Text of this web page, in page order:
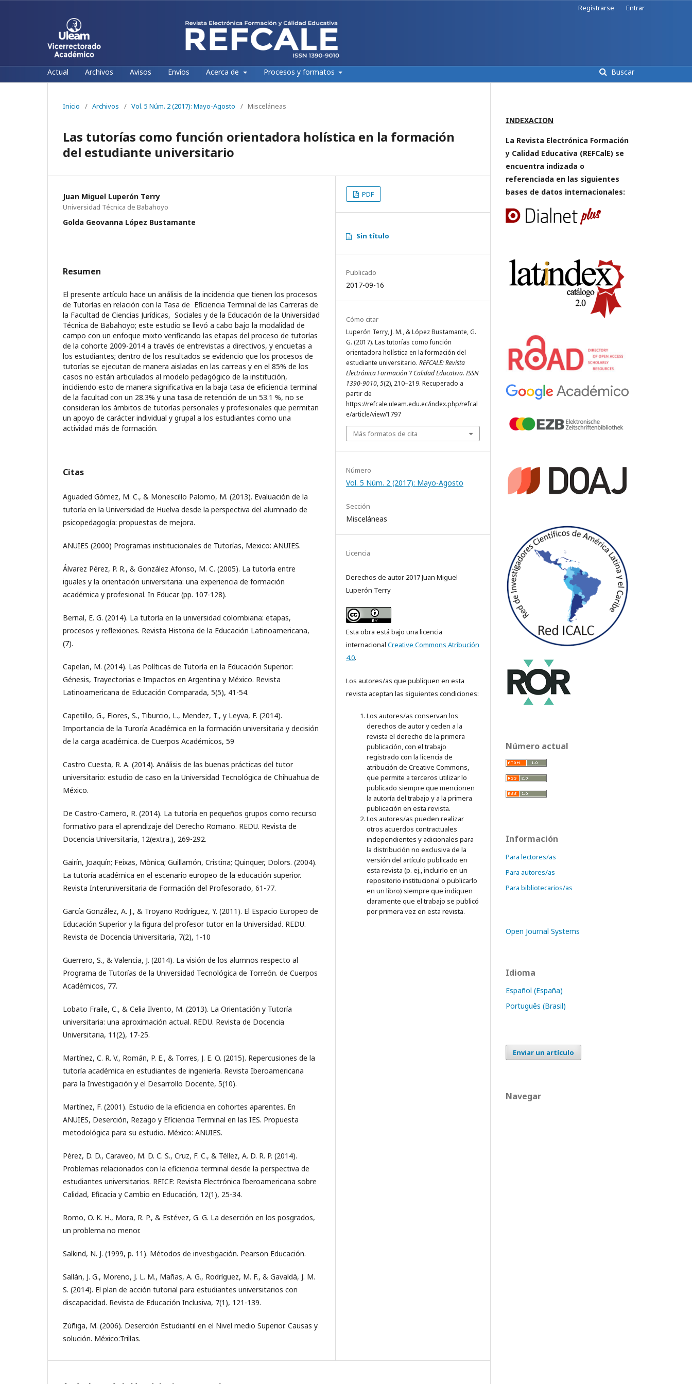
Actual Archivos Avisos Envíos Acerca de Procesos y formatos Buscar
Registrarse Entrar
Inicio / Archivos / Vol. 5 Núm. 2 (2017): Mayo-Agosto / Misceláneas
Las tutorías como función orientadora holística en la formación
del estudiante universitario
Juan Miguel Luperón Terry
Universidad Técnica de Babahoyo
Golda Geovanna López Bustamante
Resumen
El presente artículo hace un análisis de la incidencia que tienen los procesos
de Tutorías en relación con la Tasa de Eficiencia Terminal de las Carreras de
la Facultad de Ciencias Jurídicas, Sociales y de la Educación de la Universidad
Técnica de Babahoyo; este estudio se llevó a cabo bajo la modalidad de
campo con un enfoque mixto verificando las etapas del proceso de tutorías
de la cohorte 2009-2014 a través de entrevistas a directivos, y encuetas a
los estudiantes; dentro de los resultados se evidencio que los procesos de
tutorías se ejecutan de manera aisladas en las carreas y en el 85% de los
casos no están articulados al modelo pedagógico de la institución,
incidiendo esto de manera significativa en la baja tasa de eficiencia terminal
de la facultad con un 28.3% y una tasa de retención de un 53.1 %, no se
consideran los ámbitos de tutorías personales y profesionales que permitan
un apoyo de carácter individual y grupal a los estudiantes como una
actividad más de formación.
Citas
Aguaded Gómez, M. C., & Monescillo Palomo, M. (2013). Evaluación de la
tutoría en la Universidad de Huelva desde la perspectiva del alumnado de
psicopedagogía: propuestas de mejora.
ANUIES (2000) Programas institucionales de Tutorías, Mexico: ANUIES.
Álvarez Pérez, P. R., & González Afonso, M. C. (2005). La tutoría entre
iguales y la orientación universitaria: una experiencia de formación
académica y profesional. In Educar (pp. 107-128).
Bernal, E. G. (2014). La tutoría en la universidad colombiana: etapas,
procesos y reflexiones. Revista Historia de la Educación Latinoamericana,
(7).
Capelari, M. (2014). Las Políticas de Tutoría en la Educación Superior:
Génesis, Trayectorias e Impactos en Argentina y México. Revista
Latinoamericana de Educación Comparada, 5(5), 41-54.
Capetillo, G., Flores, S., Tiburcio, L., Mendez, T., y Leyva, F. (2014).
Importancia de la Turoría Académica en la formación universitaria y decisión
de la carga académica. de Cuerpos Académicos, 59
Castro Cuesta, R. A. (2014). Análisis de las buenas prácticas del tutor
universitario: estudio de caso en la Universidad Tecnológica de Chihuahua de
México.
De Castro-Camero, R. (2014). La tutoría en pequeños grupos como recurso
formativo para el aprendizaje del Derecho Romano. REDU. Revista de
Docencia Universitaria, 12(extra.), 269-292.
Gairín, Joaquín; Feixas, Mònica; Guillamón, Cristina; Quinquer, Dolors. (2004).
La tutoría académica en el escenario europeo de la educación superior.
Revista Interuniversitaria de Formación del Profesorado, 61-77.
García González, A. J., & Troyano Rodríguez, Y. (2011). El Espacio Europeo de
Educación Superior y la figura del profesor tutor en la Universidad. REDU.
Revista de Docencia Universitaria, 7(2), 1-10
Guerrero, S., & Valencia, J. (2014). La visión de los alumnos respecto al
Programa de Tutorías de la Universidad Tecnológica de Torreón. de Cuerpos
Académicos, 77.
Lobato Fraile, C., & Celia Ilvento, M. (2013). La Orientación y Tutoría
universitaria: una aproximación actual. REDU. Revista de Docencia
Universitaria, 11(2), 17-25.
Martínez, C. R. V., Román, P. E., & Torres, J. E. O. (2015). Repercusiones de la
tutoría académica en estudiantes de ingeniería. Revista Iberoamericana
para la Investigación y el Desarrollo Docente, 5(10).
Martínez, F. (2001). Estudio de la eficiencia en cohortes aparentes. En
ANUIES, Deserción, Rezago y Eficiencia Terminal en las IES. Propuesta
metodológica para su estudio. México: ANUIES.
Pérez, D. D., Caraveo, M. D. C. S., Cruz, F. C., & Téllez, A. D. R. P. (2014).
Problemas relacionados con la eficiencia terminal desde la perspectiva de
estudiantes universitarios. REICE: Revista Electrónica Iberoamericana sobre
Calidad, Eficacia y Cambio en Educación, 12(1), 25-34.
Romo, O. K. H., Mora, R. P., & Estévez, G. G. La deserción en los posgrados,
un problema no menor.
Salkind, N. J. (1999, p. 11). Métodos de investigación. Pearson Educación.
Sallán, J. G., Moreno, J. L. M., Mañas, A. G., Rodríguez, M. F., & Gavaldà, J. M.
S. (2014). El plan de acción tutorial para estudiantes universitarios con
discapacidad. Revista de Educación Inclusiva, 7(1), 121-139.
Zúñiga, M. (2006). Deserción Estudiantil en el Nivel medio Superior. Causas y
solución. México:Trillas.
PDF
Sin título
Publicado
2017-09-16
Cómo citar
Luperón Terry, J. M., & López Bustamante, G.
G. (2017). Las tutorías como función
orientadora holística en la formación del
estudiante universitario. REFCALE: Revista
Electrónica Formación Y Calidad Educativa. ISSN
1390-9010,5(2), 210–219. Recuperado a
partir de
https://refcale.uleam.edu.ec/index.php/refcal
e/article/view/1797
Más formatos de cita
Número
Vol. 5 Núm. 2 (2017): Mayo-Agosto
Sección
Misceláneas
Licencia
Derechos de autor 2017 Juan Miguel
Luperón Terry
Esta obra está bajo una licencia
internacional Creative Commons Atribución
4.0.
Los autores/as que publiquen en esta
revista aceptan las siguientes condiciones:
Los autores/as conservan los
derechos de autor y ceden a la
revista el derecho de la primera
publicación, con el trabajo
registrado con la licencia de
atribución de Creative Commons,
que permite a terceros utilizar lo
publicado siempre que mencionen
la autoría del trabajo y a la primera
publicación en esta revista.
Los autores/as pueden realizar
otros acuerdos contractuales
independientes y adicionales para
la distribución no exclusiva de la
versión del artículo publicado en
esta revista (p. ej., incluirlo en un
repositorio institucional o publicarlo
en un libro) siempre que indiquen
claramente que el trabajo se publicó
por primera vez en esta revista.
INDEXACION
La Revista Electrónica Formación
y Calidad Educativa (REFCalE) se
encuentra indizada o
referenciada en las siguientes
bases de datos internacionales:
Número actual
Información
Para lectores/as
Para autores/as
Para bibliotecarios/as
Open Journal Systems
Idioma
Español (España)
Português (Brasil)
Enviar un artículo
Navegar